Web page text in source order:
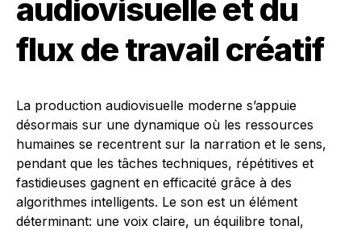
audiovisuelle et du
flux de travail créatif
La production audiovisuelle moderne s’appuie
désormais sur une dynamique où les ressources
humaines se recentrent sur la narration et le sens,
pendant que les tâches techniques, répétitives et
fastidieuses gagnent en efficacité grâce à des
algorithmes intelligents. Le son est un élément
déterminant: une voix claire, un équilibre tonal,